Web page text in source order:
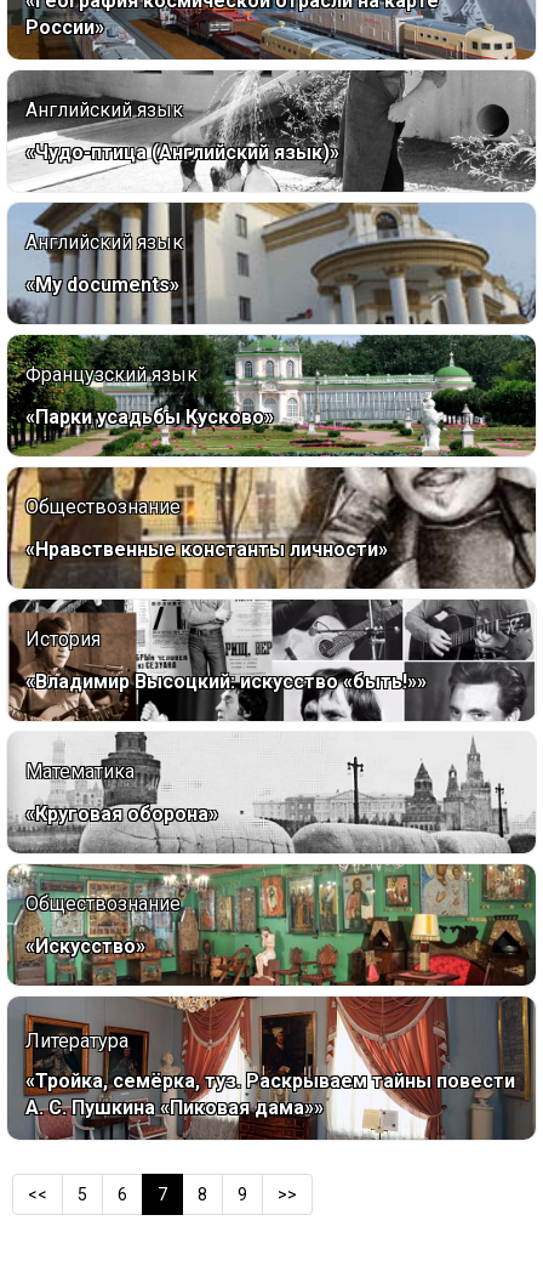
России»
Английский язык
«Чудо-птица (Английский язык)»
Английский язык
«My documents»
Французский язык
«Парки усадьбы Кусково»
Обществознание
«Нравственные константы личности»
История
«Владимир Высоцкий: искусство «быть!»»
Математика
«Круговая оборона»
Обществознание
«Искусство»
Литература
«Тройка, семёрка, туз. Раскрываем тайны повести
А. С. Пушкина «Пиковая дама»»
<< 5 6 7 8 9 >>